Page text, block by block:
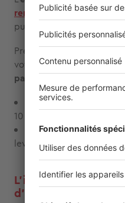
rentabilité de votre
puissant…, et inversement.
Prenons un exemple
votre compte. Vous
par an.
Option 1 :vous utilisez
10 000 / 50 000 =
Option 2 :vous
levier.
L’influence du
d'apport